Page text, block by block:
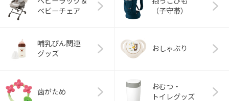
ベビーチェア
（子守帯）
哺乳びん関連
グッズ
おしゃぶり
歯がため
おむつ・
トイレグッズ